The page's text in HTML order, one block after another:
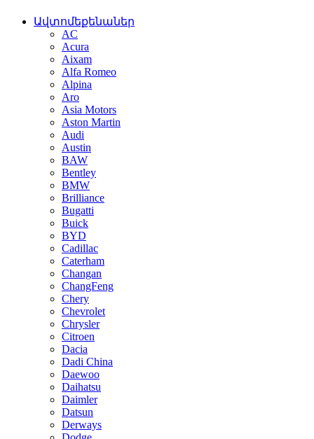
Ավտոմեքենաներ
AC
Acura
Aixam
Alfa Romeo
Alpina
Aro
Asia Motors
Aston Martin
Audi
Austin
BAW
Bentley
BMW
Brilliance
Bugatti
Buick
BYD
Cadillac
Caterham
Changan
ChangFeng
Chery
Chevrolet
Chrysler
Citroen
Dacia
Dadi China
Daewoo
Daihatsu
Daimler
Datsun
Derways